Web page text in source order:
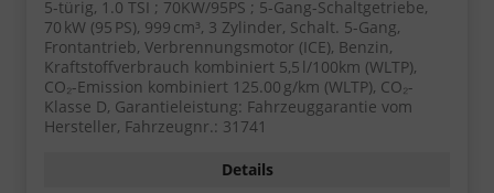
5-türig, 1.0 TSI ; 70KW/95PS ; 5-Gang-Schaltgetriebe,
70 kW (95 PS), 999 cm³, 3 Zylinder, Schalt. 5-Gang,
Frontantrieb, Verbrennungsmotor (ICE), Benzin,
Kraftstoffverbrauch kombiniert 5,5 l/100km (WLTP),
CO₂-Emission kombiniert 125.00 g/km (WLTP), CO₂-
Klasse D, Garantieleistung: Fahrzeuggarantie vom
Hersteller, Fahrzeugnr.: 31741
Details